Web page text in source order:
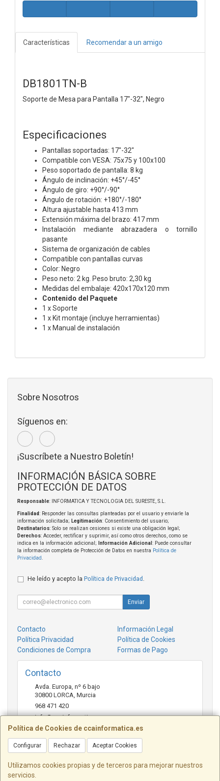
Características Recomendar a un amigo
DB1801TN-B
Soporte de Mesa para Pantalla 17"-32", Negro
Especificaciones
Pantallas soportadas: 17"-32"
Compatible con VESA: 75x75 y 100x100
Peso soportado de pantalla: 8 kg
Ángulo de inclinación: +45°/-45°
Ángulo de giro: +90°/-90°
Ángulo de rotación: +180°/-180°
Altura ajustable hasta 413 mm
Extensión máxima del brazo: 417 mm
Instalación mediante abrazadera o tornillo
pasante
Sistema de organización de cables
Compatible con pantallas curvas
Color: Negro
Peso neto: 2 kg. Peso bruto: 2,30 kg
Medidas del embalaje: 420x170x120 mm
Contenido del Paquete
1 x Soporte
1 x Kit montaje (incluye herramientas)
1 x Manual de instalación
Política de Cookies de ccainformatica.es
Configurar Rechazar Aceptar Cookies
Utilizamos cookies propias y de terceros para mejorar nuestros
servicios.
Sobre Nosotros
Síguenos en:
¡Suscríbete a Nuestro Boletín!
INFORMACIÓN BÁSICA SOBRE
PROTECCIÓN DE DATOS
Responsable: INFORMATICA Y TECNOLOGIA DEL SURESTE, S.L.
Finalidad: Responder las consultas planteadas por el usuario y enviarle la
información solicitada; Legitimación: Consentimiento del usuario;
Destinatarios: Solo se realizan cesiones si existe una obligación legal;
Derechos: Acceder, rectificar y suprimir, así como otros derechos, como se
indica en la información adicional;
Información Adicional : Puede consultar
la información completa de Protección de Datos en nuestra Política de
Privacidad
He leído y acepto la Política de Privacidad
Enviar
Contacto
Información Legal
Política Privacidad
Política de Cookies
Condiciones de Compra
Formas de Pago
Contacto
Avda. Europa, nº 6 bajo
30800 LORCA Murcia
968 471 420
info@ccainformatica.es
Horario
L-V: 9:30 h a 14 h - 16:30 h a 20:30 h - Sab: 10 h a 14 h